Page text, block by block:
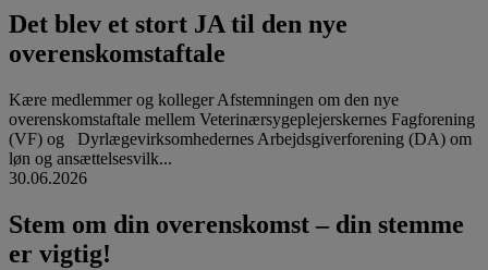
Det blev et stort JA til den nye
overenskomstaftale
Kære medlemmer og kolleger Afstemningen om den nye
overenskomstaftale mellem Veterinærsygeplejerskernes Fagforening
(VF) og Dyrlægevirksomhedernes Arbejdsgiverforening (DA) om
løn og ansættelsesvilk...
30.06.2026
Stem om din overenskomst – din stemme
er vigtig!